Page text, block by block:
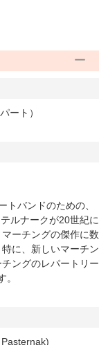
ート）
トバンドのための、
ルナークが20世紀に
ーチングの傑作に数
に、新しいマーチン
ングのレパートリー
。